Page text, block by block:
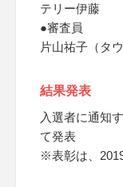
テリー伊藤
●審査員
片山祐子（タ
結果発表
入選者に通知
て発表
※表彰は、